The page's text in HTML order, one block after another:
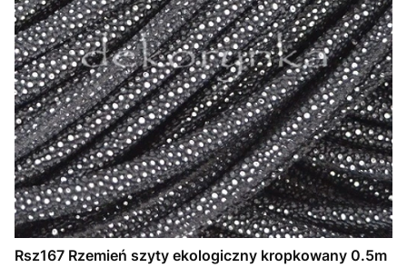
Rsz167 Rzemień szyty ekologiczny kropkowany 0.5m